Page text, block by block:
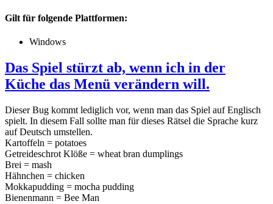
Gilt für folgende Plattformen:
Windows
Das Spiel stürzt ab, wenn ich in der
Küche das Menü verändern will.
Dieser Bug kommt lediglich vor, wenn man das Spiel auf Englisch
spielt. In diesem Fall sollte man für dieses Rätsel die Sprache kurz
auf Deutsch umstellen.
Kartoffeln = potatoes
Getreideschrot Klöße = wheat bran dumplings
Brei = mash
Hähnchen = chicken
Mokkapudding = mocha pudding
Bienenmann = Bee Man